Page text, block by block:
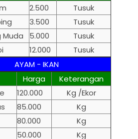
2.500
Tusuk
3.500
Tusuk
Muda
5.000
Tusuk
12.000
Tusuk
AYAM - IKAN
Harga
Keterangan
120.000
Kg /Ekor
85.000
Kg
80.000
Kg
50.000 Kg